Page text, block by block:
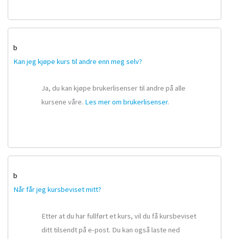
b
Kan jeg kjøpe kurs til andre enn meg selv?
Ja, du kan kjøpe brukerlisenser til andre på alle
kursene våre. Les mer om brukerlisenser.
b
Når får jeg kursbeviset mitt?
Etter at du har fullført et kurs, vil du få kursbeviset
ditt tilsendt på e-post. Du kan også laste ned